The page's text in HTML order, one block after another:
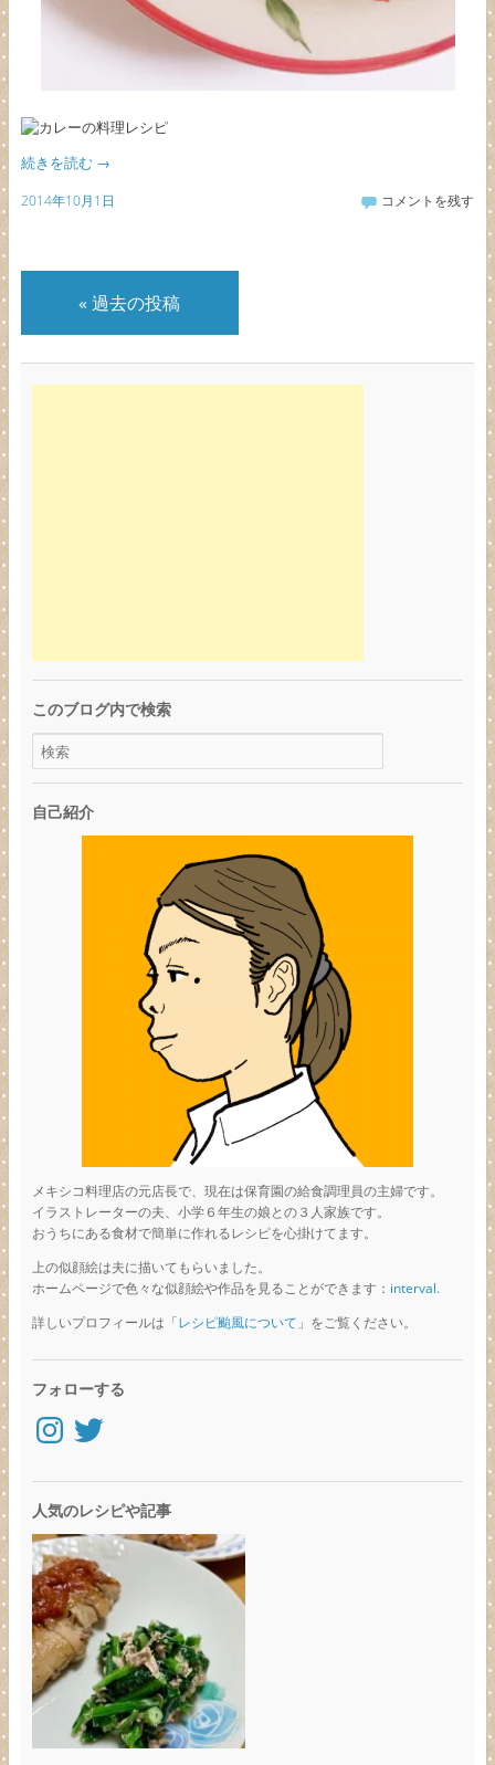
続きを読む →
2014年10月1日 コメントを残す
« 過去の投稿
このブログ内で検索
自己紹介
メキシコ料理店の元店長で、現在は保育園の給食調理員の主婦です。
イラストレーターの夫、小学６年生の娘との３人家族です。
おうちにある食材で簡単に作れるレシピを心掛けてます。
上の似顔絵は夫に描いてもらいました。
ホームページで色々な似顔絵や作品を見ることができます： interval.
詳しいプロフィールは「レシピ颱風について 」をご覧ください。
フォローする
Instagram
Twitter
人気のレシピや記事